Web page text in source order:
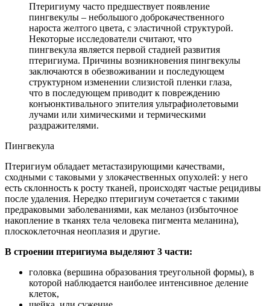
Птеригиуму часто предшествует появление
пингвекулы – небольшого доброкачественного
нароста желтого цвета, с эластичной структурой.
Некоторые исследователи считают, что
пингвекула является первой стадией развития
птеригиума. Причины возникновения пингвекулы
заключаются в обезвоживании и последующем
структурном изменении слизистой пленки глаза,
что в последующем приводит к повреждению
конъюнктивального эпителия ультрафиолетовыми
лучами или химическими и термическими
раздражителями.
Пингвекула
Птеригиум обладает метастазирующими качествами,
сходными с таковыми у злокачественных опухолей: у него
есть склонность к росту тканей, происходят частые рецидивы
после удаления. Нередко птеригиум сочетается с такими
предраковыми заболеваниями, как меланоз (избыточное
накопление в тканях тела человека пигмента меланина),
плоскоклеточная неоплазия и другие.
В строении птеригиума выделяют 3 части:
головка (вершина образования треугольной формы), в
которой наблюдается наиболее интенсивное деление
клеток,